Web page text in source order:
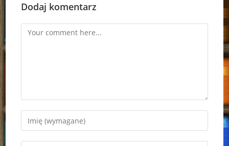
Dodaj komentarz
Comment
Enter
your
name